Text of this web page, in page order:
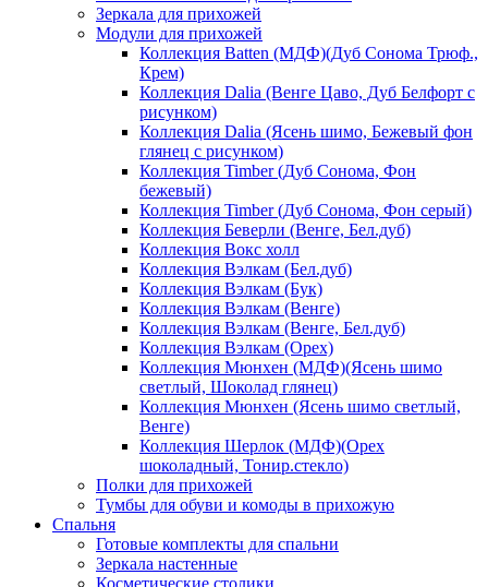
Зеркала для прихожей
Модули для прихожей
Коллекция Batten (МДФ)(Дуб Сонома Трюф.,
Крем)
Коллекция Dalia (Венге Цаво, Дуб Белфорт с
рисунком)
Коллекция Dalia (Ясень шимо, Бежевый фон
глянец с рисунком)
Коллекция Timber (Дуб Сонома, Фон
бежевый)
Коллекция Timber (Дуб Сонома, Фон серый)
Коллекция Беверли (Венге, Бел.дуб)
Коллекция Вокс холл
Коллекция Вэлкам (Бел.дуб)
Коллекция Вэлкам (Бук)
Коллекция Вэлкам (Венге)
Коллекция Вэлкам (Венге, Бел.дуб)
Коллекция Вэлкам (Орех)
Коллекция Мюнхен (МДФ)(Ясень шимо
светлый, Шоколад глянец)
Коллекция Мюнхен (Ясень шимо светлый,
Венге)
Коллекция Шерлок (МДФ)(Орех
шоколадный, Тонир.стекло)
Полки для прихожей
Тумбы для обуви и комоды в прихожую
Спальня
Готовые комплекты для спальни
Зеркала настенные
Косметические столики